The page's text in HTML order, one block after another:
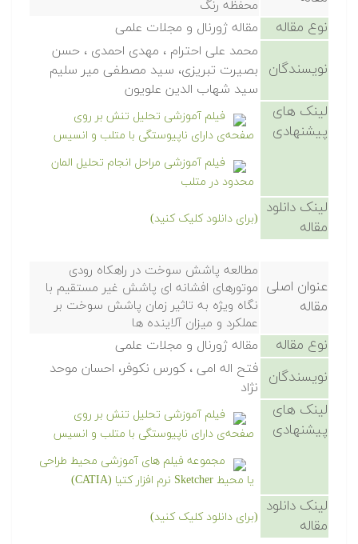
محفظه رنگ
نوع مقاله مقاله ژورنال و مجلات علمی
نویسندگان
محمد علی احترام ، مهدی احمدی ، حسن
بصیرت تبریزی، سید مصطفی میر سلیم
سید شهاب الدین علویون
لینک های
پیشنهادی
فیلم آموزشی تحلیل تنش بر روی
صفحه‌ی دارای ناپیوستگی با متلب و انسیس
فیلم آموزشی مراحل انجام تحلیل المان
محدود در متلب
لینک دانلود
مقاله
(برای دانلود کلیک کنید)
عنوان اصلی
مقاله
مطالعه پاشش سوخت در راهکاه رودی
موتورهای افشانه ای پاشش غیر مستقیم با
نگاه ویژه به تاثیر زمان پاشش سوخت بر
عملکرد و میزان آلاینده ها
نوع مقاله مقاله ژورنال و مجلات علمی
نویسندگان
فتح اله امی ، کورس نکوفر، احسان موحد
نژاد
لینک های
پیشنهادی
فیلم آموزشی تحلیل تنش بر روی
صفحه‌ی دارای ناپیوستگی با متلب و انسیس
مجموعه فیلم های آموزشی محیط طراحی
یا محیط Sketcher نرم افزار کتیا (CATIA)
لینک دانلود
مقاله
(برای دانلود کلیک کنید)